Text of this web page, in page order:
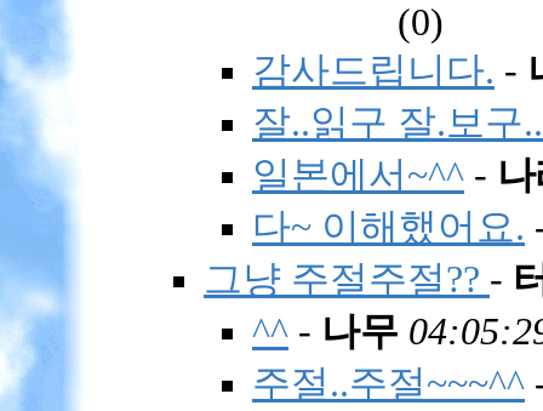
(0)
감사드립니다. -
잘..읽구 잘.보구
일본에서~^^ -
다~ 이해했어요.
그냥 주절주절?? -
^^ - 나무
주절..주절~~~^^